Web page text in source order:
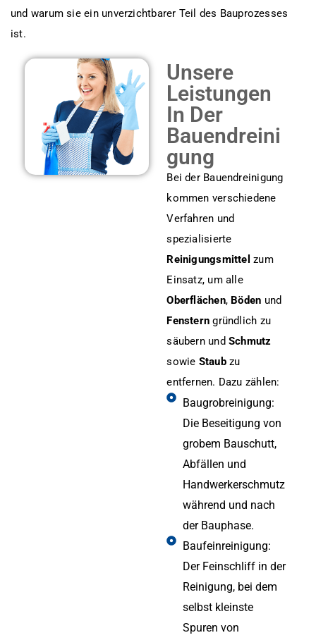
und warum sie ein unverzichtbarer Teil des Bauprozesses
ist.
Unsere
Leistungen
In Der
Bauendreini
Gung
Bei der Bauendreinigung
kommen verschiedene
Verfahren und
spezialisierte
Reinigungsmittel zum
Einsatz, um alle
Oberflächen, Böden und
Fenstern gründlich zu
säubern undSchmutz
sowie Staubzu
entfernen. Dazu zählen:
Baugrobreinigung:
Die Beseitigung von
grobem Bauschutt,
Abfällen und
Handwerkerschmutz
während und nach
der Bauphase.
Baufeinreinigung:
Der Feinschliff in der
Reinigung, bei dem
selbst kleinste
Spuren von